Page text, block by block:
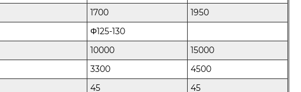
1700
1950
Φ125-130
10000
15000
3300
4500
45
45